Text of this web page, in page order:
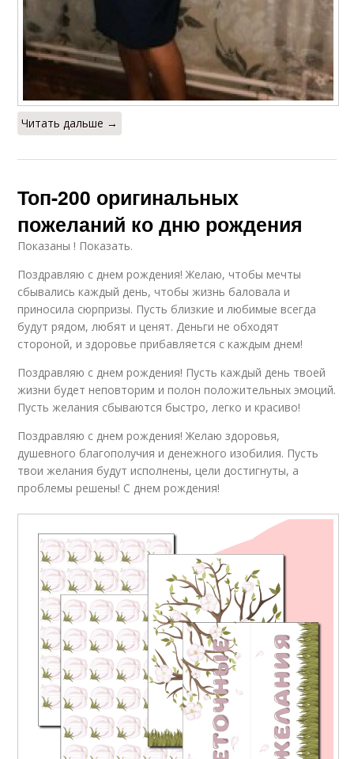
Читать дальше →
Топ-200 оригинальных
пожеланий ко дню рождения
Показаны ! Показать.
Поздравляю с днем рождения! Желаю, чтобы мечты
сбывались каждый день, чтобы жизнь баловала и
приносила сюрпризы. Пусть близкие и любимые всегда
будут рядом, любят и ценят. Деньги не обходят
стороной, и здоровье прибавляется с каждым днем!
Поздравляю с днем рождения! Пусть каждый день твоей
жизни будет неповторим и полон положительных эмоций.
Пусть желания сбываются быстро, легко и красиво!
Поздравляю с днем рождения! Желаю здоровья,
душевного благополучия и денежного изобилия. Пусть
твои желания будут исполнены, цели достигнуты, а
проблемы решены! С днем рождения!